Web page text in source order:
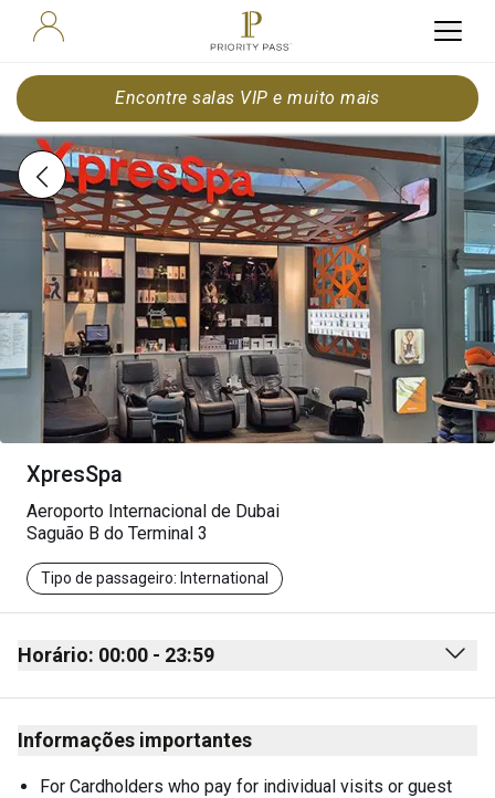
Encontre salas VIP e muito mais
XpresSpa
Aeroporto Internacional de Dubai
Saguão B do Terminal 3
Tipo de passageiro: International
Horário: 00:00 - 23:59
Monday 00:00 - 23:59
Tuesday
Wednesday 00:00 - 23:59
Informações importantes
For Cardholders who pay for individual visits or guest